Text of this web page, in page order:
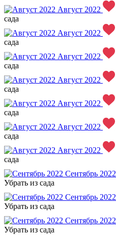
Август 2022
сада
Август 2022
сада
Август 2022
сада
Август 2022
сада
Август 2022
сада
Август 2022
сада
Август 2022
сада
Сентябрь 2022
Убрать из сада
Сентябрь 2022
Убрать из сада
Сентябрь 2022
Убрать из сада